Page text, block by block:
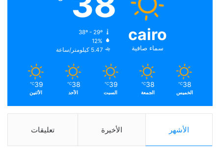
cairo
سماء صافية
38º - 29º
12%
5.47 كيلومتر/ساعة
38
℃
الخميس
38
℃
الجمعة
39
℃
السبت
38
℃
الأحد
39
℃
الأثنين
الأشهر الأخيرة تعليقات